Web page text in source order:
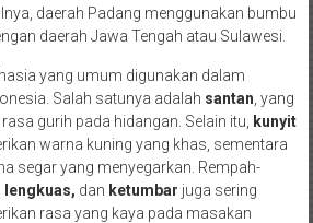
daerah Padang menggunakan bumbu
daerah Jawa Tengah atau Sulawesi.
yang umum digunakan dalam
Salah satunya adalah santan , yang
gurih pada hidangan. Selain itu,
kunyit
warna kuning yang khas, sementara
segar yang menyegarkan. Rempah-
lengkuas, dan ketumbar juga sering
rasa yang kaya pada masakan